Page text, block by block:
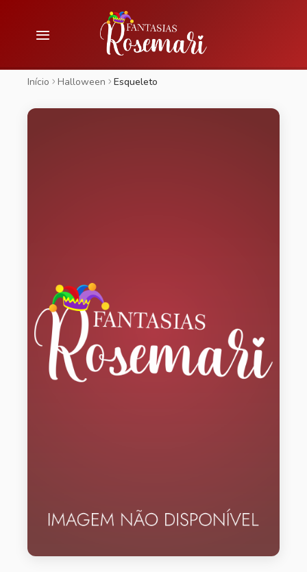
Início Halloween Esqueleto